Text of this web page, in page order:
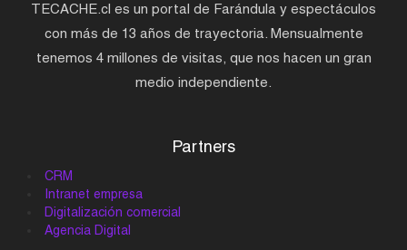
TECACHE.cl es un portal de Farándula y espectáculos
con más de 13 años de trayectoria. Mensualmente
tenemos 4 millones de visitas, que nos hacen un gran
medio independiente.
Partners
CRM
Intranet empresa
Digitalización comercial
Agencia Digital